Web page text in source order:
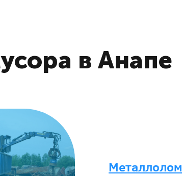
в Анапе
Металлолом